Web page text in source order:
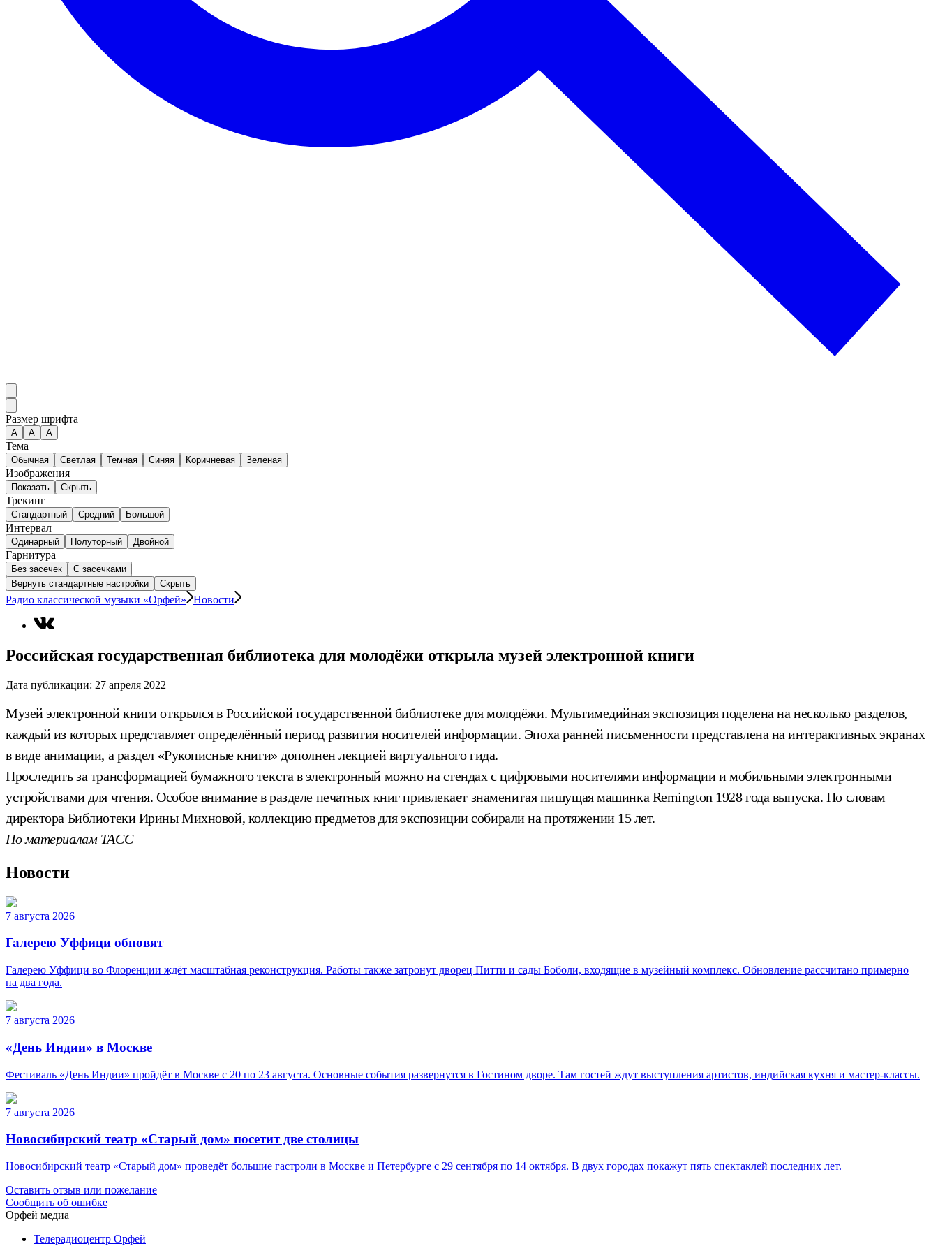
Размер шрифта
А A A
Тема
Обычная Светлая Темная Синяя Коричневая Зеленая
Изображения
Показать Скрыть
Трекинг
Стандартный Средний Большой
Интервал
Одинарный Полуторный Двойной
Гарнитура
Без засечек
С засечками
Вернуть стандартные настройки
Скрыть
Радио классической музыки «Орфей» Новости
Российская государственная библиотека для молодёжи открыла музей электронной книги
Дата публикации: 27 апреля 2022
Музей электронной книги открылся в Российской государственной библиотеке для молодёжи. Мультимедийная экспозиция поделена на несколько разделов,
каждый из которых представляет определённый период развития носителей информации. Эпоха ранней письменности представлена на интерактивных экранах
в виде анимации, а раздел «Рукописные книги» дополнен лекцией виртуального гида.
Проследить за трансформацией бумажного текста в электронный можно на стендах с цифровыми носителями информации и мобильными электронными
устройствами для чтения. Особое внимание в разделе печатных книг привлекает знаменитая пишущая машинка Remington 1928 года выпуска. По словам
директора Библиотеки Ирины Михновой, коллекцию предметов для экспозиции собирали на протяжении 15 лет.
По материалам ТАСС
Новости
7 августа 2026
Галерею Уффици обновят
Галерею Уффици во Флоренции ждёт масштабная реконструкция. Работы также затронут дворец Питти и сады Боболи, входящие в музейный комплекс. Обновление рассчитано примерно
на два года.
7 августа 2026
«День Индии» в Москве
Фестиваль «День Индии» пройдёт в Москве с 20 по 23 августа. Основные события развернутся в Гостином дворе. Там гостей ждут выступления артистов, индийская кухня и мастер-классы.
7 августа 2026
Новосибирский театр «Старый дом» посетит две столицы
Новосибирский театр «Старый дом» проведёт большие гастроли в Москве и Петербурге с 29 сентября по 14 октября. В двух городах покажут пять спектаклей последних лет.
Оставить отзыв или пожелание
Сообщить об ошибке
Орфей медиа
Телерадиоцентр Орфей